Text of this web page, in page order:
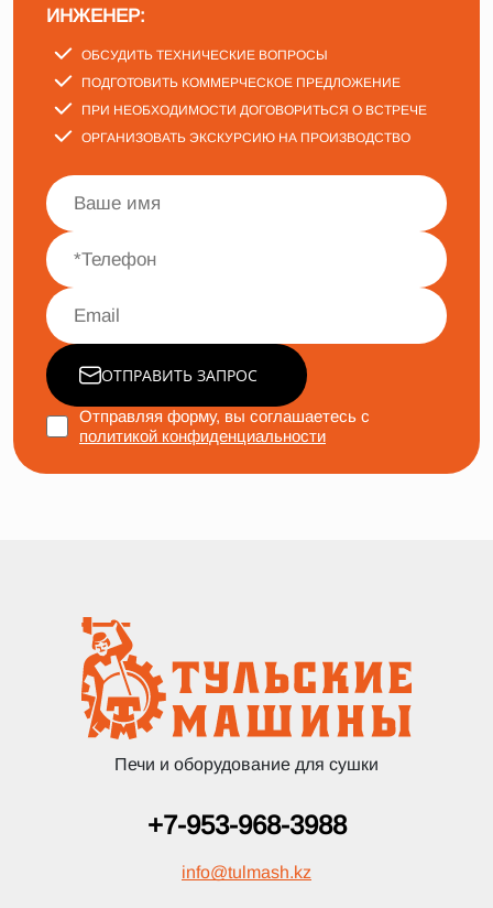
ИНЖЕНЕР:
ОБСУДИТЬ ТЕХНИЧЕСКИЕ ВОПРОСЫ
ПОДГОТОВИТЬ КОММЕРЧЕСКОЕ ПРЕДЛОЖЕНИЕ
ПРИ НЕОБХОДИМОСТИ ДОГОВОРИТЬСЯ О ВСТРЕЧЕ
ОРГАНИЗОВАТЬ ЭКСКУРСИЮ НА ПРОИЗВОДСТВО
ОТПРАВИТЬ ЗАПРОС
Отправляя форму, вы соглашаетесь с
политикой конфиденциальности
Печи и оборудование для сушки
+7-953-968-3988
info@tulmash.kz